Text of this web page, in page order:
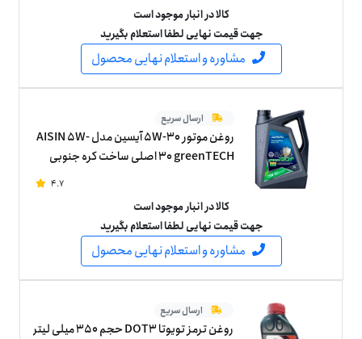
کالا در انبار موجود است
جهت قیمت نهایی لطفا استعلام بگیرید
مشاوره و استعلام نهایی محصول
ارسال سریع
روغن موتور 5W-30 آیسین مدل AISIN 5W-
30 greenTECH اصلی ساخت کره جنوبی
4.7
کالا در انبار موجود است
جهت قیمت نهایی لطفا استعلام بگیرید
مشاوره و استعلام نهایی محصول
ارسال سریع
روغن ترمز تویوتا DOT3 حجم 350 میلی لیتر